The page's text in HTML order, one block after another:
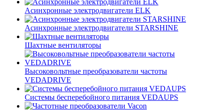
Асинхронные электродвигатели ELK
Асинхронные электродвигатели STARSHINE
Шахтные вентиляторы
Высоковольтные преобразователи частоты
VEDADRIVE
Системы бесперебойного питания VEDAUPS